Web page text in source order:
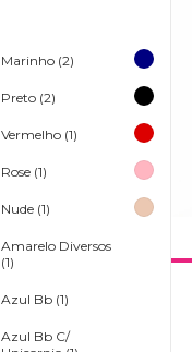
Marinho (2)
Preto (2)
Vermelho (1)
Rose (1)
Nude (1)
Amarelo Diversos
(1)
Azul Bb (1)
Azul Bb C/